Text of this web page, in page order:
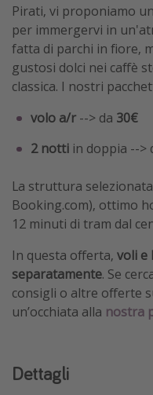
Pirati, vi proponiamo
per immergervi in
fatta di parchi in fiore,
gustosi dolci nei caffè
classica. I nostri
volo a/r --> da 30€
2 notti in doppia -->
La struttura
Booking.com), ottimo
12 minuti di tram dal
In questa offerta, voli e
separatamente. Se
consigli o altre offerte
un’occhiata alla nostra
Dettagli